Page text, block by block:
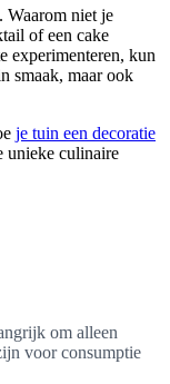
Waarom niet je
of een cake
experimenteren, kun
smaak, maar ook
je tuin een decoratie
unieke culinaire
om alleen
voor consumptie